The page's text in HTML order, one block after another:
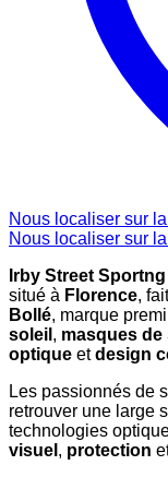
Nous localiser sur
Nous localiser sur
Irby Street
situé à Florence,
Bollé, marque
soleil , masques de
optique etdesign
Les passionnés de
retrouver une large
technologies
visuel , protection